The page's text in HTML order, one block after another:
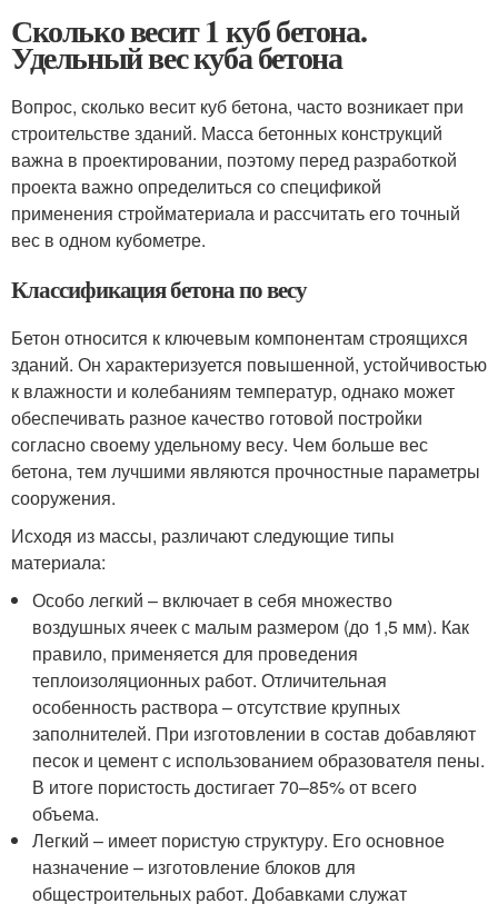
Сколько весит 1 куб бетона.
Удельный вес куба бетона
Вопрос, сколько весит куб бетона, часто возникает при
строительстве зданий. Масса бетонных конструкций
важна в проектировании, поэтому перед разработкой
проекта важно определиться со спецификой
применения стройматериала и рассчитать его точный
вес в одном кубометре.
Классификация бетона по весу
Бетон относится к ключевым компонентам строящихся
зданий. Он характеризуется повышенной, устойчивостью
к влажности и колебаниям температур, однако может
обеспечивать разное качество готовой постройки
согласно своему удельному весу. Чем больше вес
бетона, тем лучшими являются прочностные параметры
сооружения.
Исходя из массы, различают следующие типы
материала:
Особо легкий – включает в себя множество
воздушных ячеек с малым размером (до 1,5 мм). Как
правило, применяется для проведения
теплоизоляционных работ. Отличительная
особенность раствора – отсутствие крупных
заполнителей. При изготовлении в состав добавляют
песок и цемент с использованием образователя пены.
В итоге пористость достигает 70–85% от всего
объема.
Легкий – имеет пористую структуру. Его основное
назначение – изготовление блоков для
общестроительных работ. Добавками служат